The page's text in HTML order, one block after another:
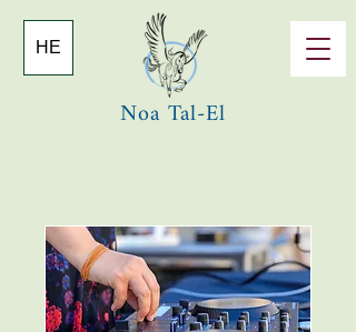
Noa Tal-El
HE